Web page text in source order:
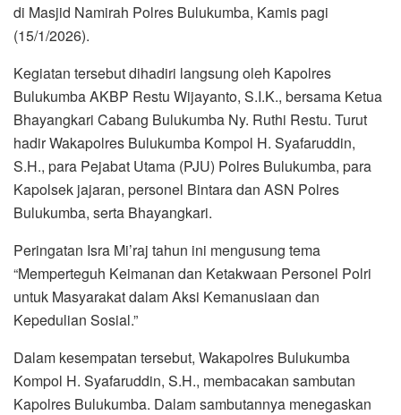
di Masjid Namirah Polres Bulukumba, Kamis pagi
(15/1/2026).
Kegiatan tersebut dihadiri langsung oleh Kapolres
Bulukumba AKBP Restu Wijayanto, S.I.K., bersama Ketua
Bhayangkari Cabang Bulukumba Ny. Ruthi Restu. Turut
hadir Wakapolres Bulukumba Kompol H. Syafaruddin,
S.H., para Pejabat Utama (PJU) Polres Bulukumba, para
Kapolsek jajaran, personel Bintara dan ASN Polres
Bulukumba, serta Bhayangkari.
Peringatan Isra Mi’raj tahun ini mengusung tema
“Memperteguh Keimanan dan Ketakwaan Personel Polri
untuk Masyarakat dalam Aksi Kemanusiaan dan
Kepedulian Sosial.”
Dalam kesempatan tersebut, Wakapolres Bulukumba
Kompol H. Syafaruddin, S.H., membacakan sambutan
Kapolres Bulukumba. Dalam sambutannya menegaskan